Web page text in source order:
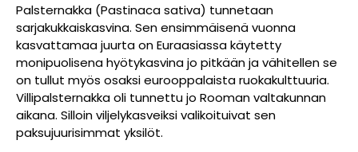
Palsternakka (Pastinaca sativa) tunnetaan
sarjakukkaiskasvina. Sen ensimmäisenä vuonna
kasvattamaa juurta on Euraasiassa käytetty
monipuolisena hyötykasvina jo pitkään ja vähitellen se
on tullut myös osaksi eurooppalaista ruokakulttuuria.
Villipalsternakka oli tunnettu jo Rooman valtakunnan
aikana. Silloin viljelykasveiksi valikoituivat sen
paksujuurisimmat yksilöt.